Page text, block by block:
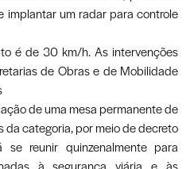
implantar um radar para controle
é de 30 km/h. As intervenções
de Obras e de Mobilidade
de uma mesa permanente de
da categoria, por meio de decreto
reunir quinzenalmente para
à segurança viária e às